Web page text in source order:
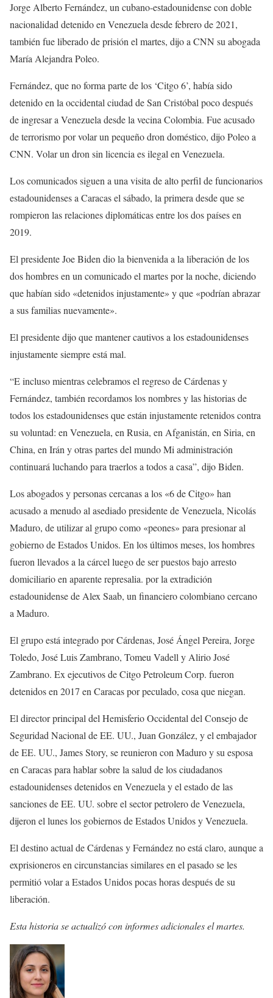
Jorge Alberto Fernández, un cubano-estadounidense con doble
nacionalidad detenido en Venezuela desde febrero de 2021,
también fue liberado de prisión el martes, dijo a CNN su abogada
María Alejandra Poleo.
Fernández, que no forma parte de los ‘Citgo 6’, había sido
detenido en la occidental ciudad de San Cristóbal poco después
de ingresar a Venezuela desde la vecina Colombia. Fue acusado
de terrorismo por volar un pequeño dron doméstico, dijo Poleo a
CNN. Volar un dron sin licencia es ilegal en Venezuela.
Los comunicados siguen a una visita de alto perfil de funcionarios
estadounidenses a Caracas el sábado, la primera desde que se
rompieron las relaciones diplomáticas entre los dos países en
2019.
El presidente Joe Biden dio la bienvenida a la liberación de los
dos hombres en un comunicado el martes por la noche, diciendo
que habían sido «detenidos injustamente» y que «podrían abrazar
a sus familias nuevamente».
El presidente dijo que mantener cautivos a los estadounidenses
injustamente siempre está mal.
“E incluso mientras celebramos el regreso de Cárdenas y
Fernández, también recordamos los nombres y las historias de
todos los estadounidenses que están injustamente retenidos contra
su voluntad: en Venezuela, en Rusia, en Afganistán, en Siria, en
China, en Irán y otras partes del mundo Mi administración
continuará luchando para traerlos a todos a casa”, dijo Biden.
Los abogados y personas cercanas a los «6 de Citgo» han
acusado a menudo al asediado presidente de Venezuela, Nicolás
Maduro, de utilizar al grupo como «peones» para presionar al
gobierno de Estados Unidos. En los últimos meses, los hombres
fueron llevados a la cárcel luego de ser puestos bajo arresto
domiciliario en aparente represalia. por la extradición
estadounidense de Alex Saab, un financiero colombiano cercano
a Maduro.
El grupo está integrado por Cárdenas, José Ángel Pereira, Jorge
Toledo, José Luis Zambrano, Tomeu Vadell y Alirio José
Zambrano. Ex ejecutivos de Citgo Petroleum Corp. fueron
detenidos en 2017 en Caracas por peculado, cosa que niegan.
El director principal del Hemisferio Occidental del Consejo de
Seguridad Nacional de EE. UU., Juan González, y el embajador
de EE. UU., James Story, se reunieron con Maduro y su esposa
en Caracas para hablar sobre la salud de los ciudadanos
estadounidenses detenidos en Venezuela y el estado de las
sanciones de EE. UU. sobre el sector petrolero de Venezuela,
dijeron el lunes los gobiernos de Estados Unidos y Venezuela.
El destino actual de Cárdenas y Fernández no está claro, aunque a
exprisioneros en circunstancias similares en el pasado se les
permitió volar a Estados Unidos pocas horas después de su
liberación.
Esta historia se actualizó con informes adicionales el martes.